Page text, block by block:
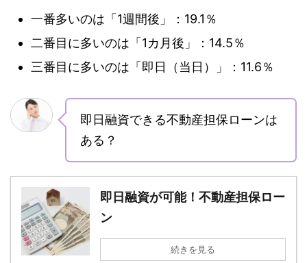
一番多いのは「1週間後」：19.1％
二番目に多いのは「1カ月後」：14.5％
三番目に多いのは「即日（当日）」：11.6％
即日融資できる不動産担保ローンは
ある？
即日融資が可能！不動産担保ロー
ン
続きを見る